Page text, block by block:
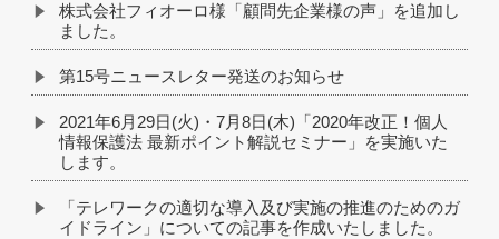
株式会社フィオーロ様「顧問先企業様の声」を追加し
ました。
第15号ニュースレター発送のお知らせ
2021年6月29日(火)・7月8日(木)「2020年改正！個人
情報保護法 最新ポイント解説セミナー」を実施いた
します。
「テレワークの適切な導入及び実施の推進のためのガ
イドライン」についての記事を作成いたしました。